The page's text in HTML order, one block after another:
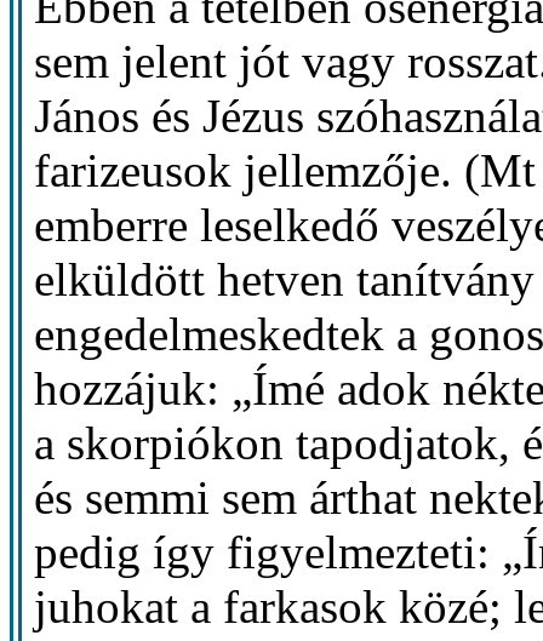
sem jelent jót vagy
János és Jézus
farizeusok jellemzője.
emberre leselkedő
elküldött hetven
engedelmeskedtek a
hozzájuk: „Ímé adok
a skorpiókon tapodjatok,
és semmi sem árthat
pedig így figyelmezteti:
juhokat a farkasok közé;